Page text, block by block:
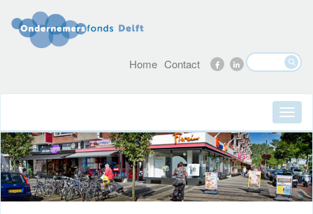
Home Contact